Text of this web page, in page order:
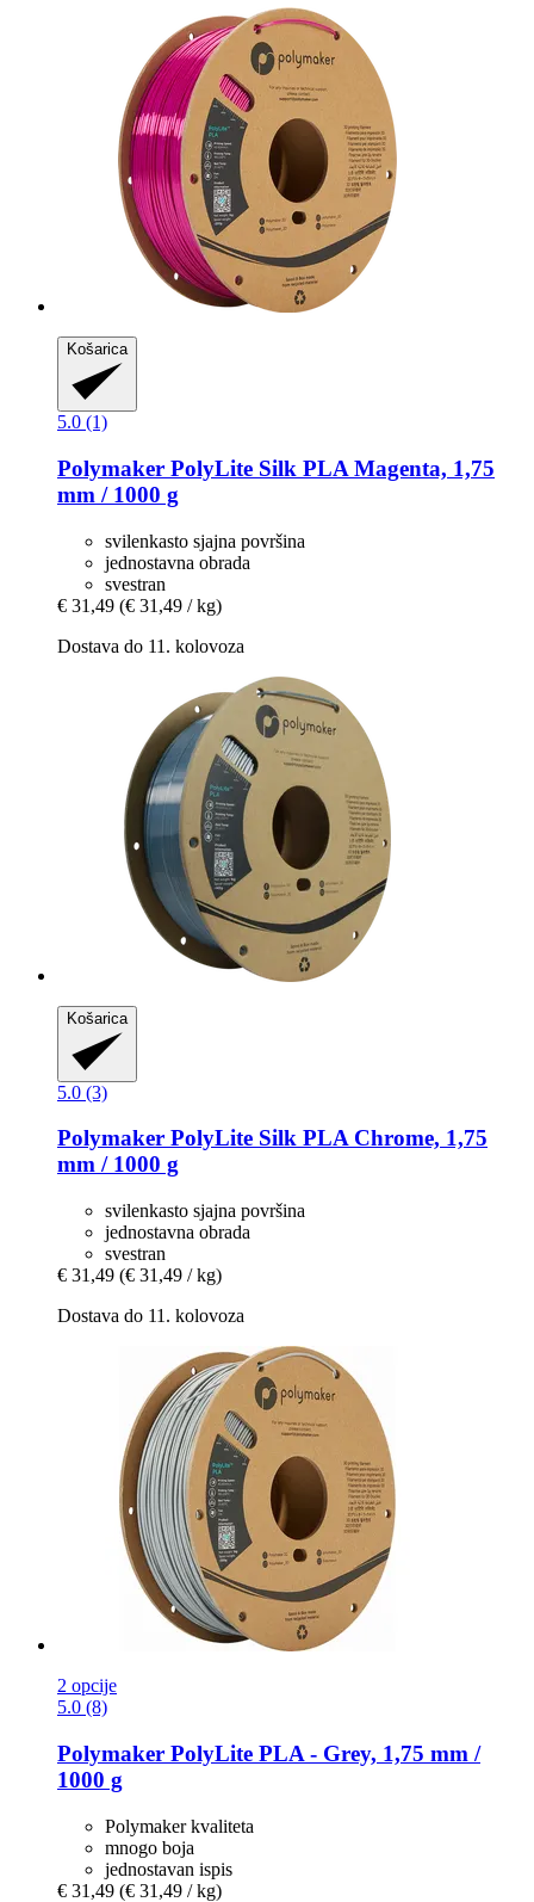
Košarica
5.0 (1)
Polymaker PolyLite Silk PLA Magenta, 1,75
mm / 1000 g
svilenkasto sjajna površina
jednostavna obrada
svestran
€ 31,49 (€ 31,49 / kg)
Dostava do 11. kolovoza
Košarica
5.0 (3)
Polymaker PolyLite Silk PLA Chrome, 1,75
mm / 1000 g
svilenkasto sjajna površina
jednostavna obrada
svestran
€ 31,49 (€ 31,49 / kg)
Dostava do 11. kolovoza
2 opcije
5.0 (8)
Polymaker PolyLite PLA -​ Grey, 1,75 mm /
1000 g
Polymaker kvaliteta
mnogo boja
jednostavan ispis
€ 31,49 (€ 31,49 / kg)